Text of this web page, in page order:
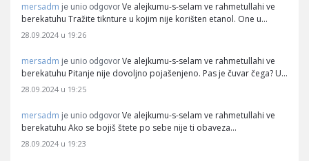
mersadm je unio odgovor Ve alejkumu-s-selam ve rahmetullahi ve
berekatuhu Tražite tiknture u kojim nije korišten etanol. One u…
28.09.2024 u 19:26
mersadm je unio odgovor Ve alejkumu-s-selam ve rahmetullahi ve
berekatuhu Pitanje nije dovoljno pojašenjeno. Pas je čuvar čega? U…
28.09.2024 u 19:25
mersadm je unio odgovor Ve alejkumu-s-selam ve rahmetullahi ve
berekatuhu Ako se bojiš štete po sebe nije ti obaveza…
28.09.2024 u 19:23